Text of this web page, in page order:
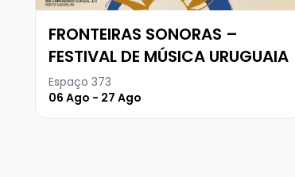
FRONTEIRAS SONORAS –
FESTIVAL DE MÚSICA URUGUAIA
Espaço 373
06 Ago - 27 Ago